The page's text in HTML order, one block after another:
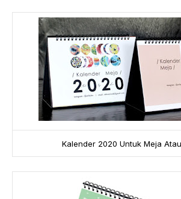
Kalender 2020 Untuk Meja